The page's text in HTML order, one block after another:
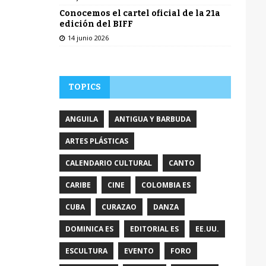
Conocemos el cartel oficial de la 21a
edición del BIFF
14 junio 2026
TOPICS
ANGUILA ANTIGUA Y BARBUDA
ARTES PLÁSTICAS
CALENDARIO CULTURAL CANTO
CARIBE CINE COLOMBIA ES
CUBA CURAZAO DANZA
DOMINICA ES EDITORIAL ES EE.UU.
ESCULTURA EVENTO FORO